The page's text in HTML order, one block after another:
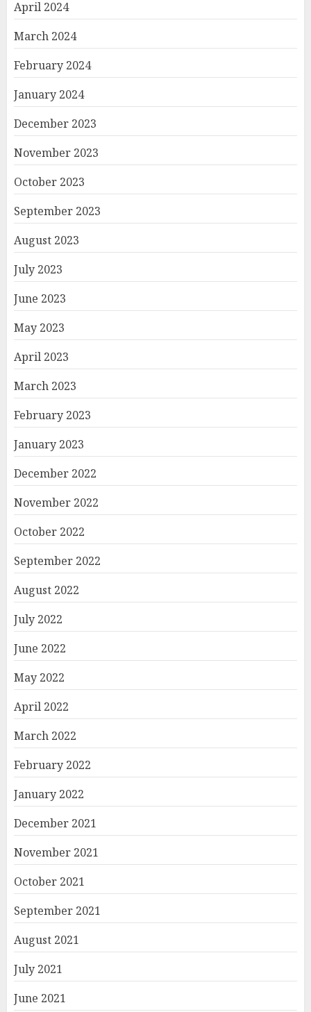
April 2024
March 2024
February 2024
January 2024
December 2023
November 2023
October 2023
September 2023
August 2023
July 2023
June 2023
May 2023
April 2023
March 2023
February 2023
January 2023
December 2022
November 2022
October 2022
September 2022
August 2022
July 2022
June 2022
May 2022
April 2022
March 2022
February 2022
January 2022
December 2021
November 2021
October 2021
September 2021
August 2021
July 2021
June 2021